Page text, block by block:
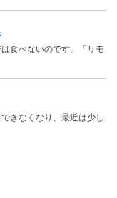
食べないのです」「リモ
きなくなり、最近は少し